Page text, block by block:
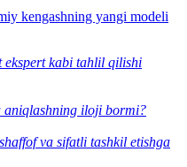
kengashning yangi modeli
ekspert kabi tahlil qilishi
aniqlashning iloji bormi?
va sifatli tashkil etishga